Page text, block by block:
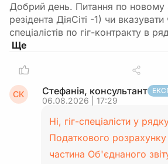
Добрий день. Питання по новому
резідента ДіяСіті -1) чи вказувати
спеціалістів по гіг-контракту в
СК Стефанія, консультант
06.08.2026 | 17:29
Ні, гіг-спеціалісти у
Податкового розрахунку
частина Об'єднаного